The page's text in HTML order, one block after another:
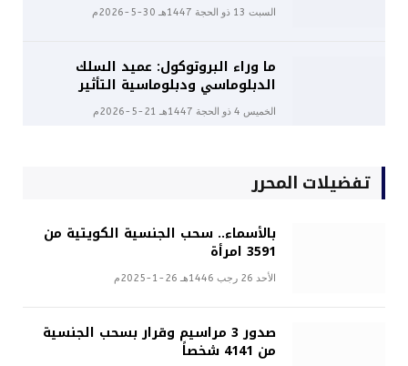
السبت 13 ذو الحجة 1447هـ 30-5-2026م
ما وراء البروتوكول: عميد السلك
الدبلوماسي ودبلوماسية التأثير
الخميس 4 ذو الحجة 1447هـ 21-5-2026م
تفضيلات المحرر
بالأسماء.. سحب الجنسية الكويتية من
3591 امرأة
الأحد 26 رجب 1446هـ 26-1-2025م
صدور 3 مراسيم وقرار بسحب الجنسية
من 4141 شخصاً